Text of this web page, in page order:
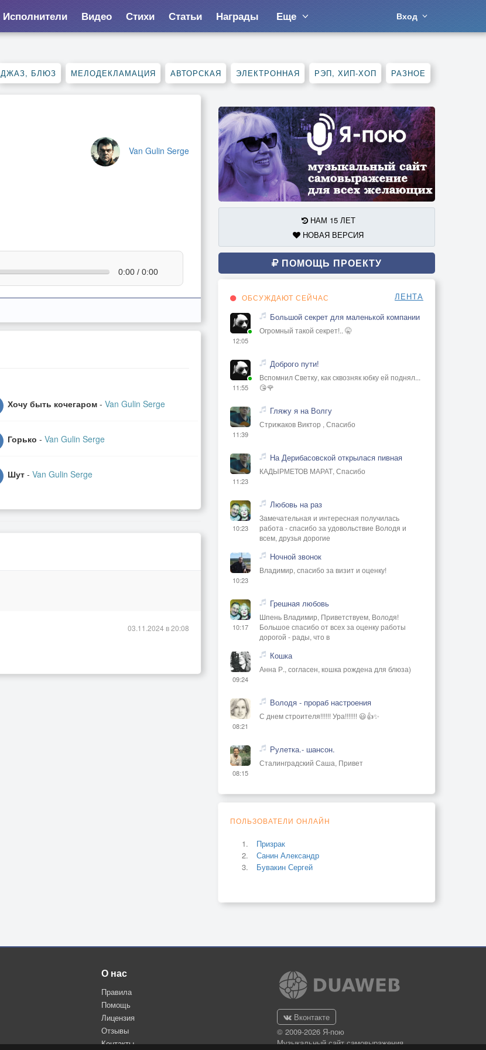
Исполнители Видео Стихи Статьи Награды Еще Вход
ДЖАЗ, БЛЮЗ МЕЛОДЕКЛАМАЦИЯ АВТОРСКАЯ ЭЛЕКТРОННАЯ РЭП, ХИП-ХОП РАЗНОЕ
Van Gulin Serge
0:00 / 0:00
Хочу быть кочегаром - Van Gulin Serge
Горько - Van Gulin Serge
Шут - Van Gulin Serge
03.11.2024 в 20:08
НАМ 15 ЛЕТ
НОВАЯ ВЕРСИЯ
ПОМОЩЬ ПРОЕКТУ
ОБСУЖДАЮТ СЕЙЧАС ЛЕНТА
12:05
Большой секрет для маленькой компании
Огромный такой секрет!.. 🤫
11:55
Доброго пути!
Вспомнил Светку, как сквозняк юбку ей поднял...
😘🌹
11:39
Гляжу я на Волгу
Стрижаков Виктор , Спасибо
11:23
На Дерибасовской открылася пивная
КАДЫРМЕТОВ МАРАТ, Спасибо
10:23
Любовь на раз
Замечательная и интересная получилась
работа - спасибо за удовольствие Володя и
всем, друзья дорогие
10:23
Ночной звонок
Владимир, спасибо за визит и оценку!
10:17
Грешная любовь
Шпень Владимир, Приветствуем, Володя!
Большое спасибо от всех за оценку работы
дорогой - рады, что в
09:24
Кошка
Анна Р., согласен, кошка рождена для блюза)
08:21
Володя - прораб настроения
С днем строителя!!!!!! Ура!!!!!!! 😃👍✨
08:15
Рулетка.- шансон.
Сталинградский Саша, Привет
ПОЛЬЗОВАТЕЛИ ОНЛАЙН
Призрак
Санин Александр
Бувакин Сергей
О нас
Правила
Помощь
Лицензия
Отзывы
Контакты
Вконтакте
© 2009-2026 Я-пою
Музыкальный сайт самовыражения